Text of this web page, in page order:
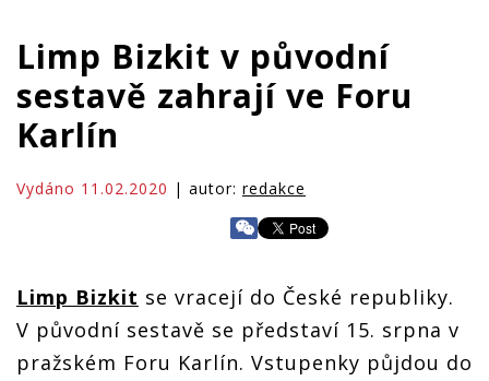
Limp Bizkit v původní
sestavě zahrají ve Foru
Karlín
Vydáno 11.02.2020 | autor: redakce
Limp Bizkit se vracejí do České republiky.
V původní sestavě se představí 15. srpna v
pražském Foru Karlín. Vstupenky půjdou do